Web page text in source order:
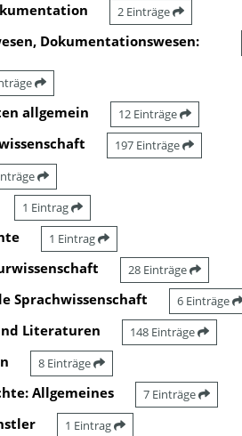
2 Einträge
Dokumentationswesen:
allgemein 12 Einträge
197 Einträge
1 Eintrag
1 Eintrag
28 Einträge
Sprachwissenschaft 6 Einträge
Literaturen 148 Einträge
8 Einträge
Allgemeines 7 Einträge
1 Eintrag